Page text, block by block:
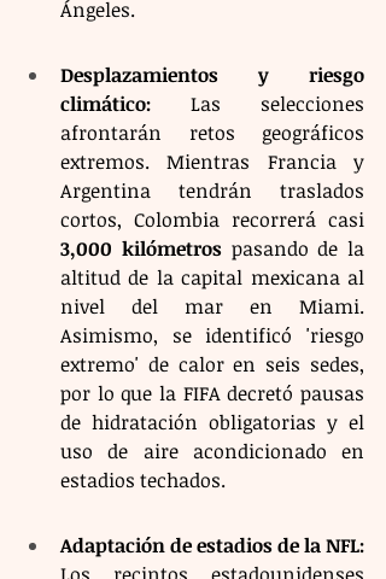
Ángeles.
Desplazamientos y riesgo
climático: Las selecciones
afrontarán retos geográficos
extremos. Mientras Francia y
Argentina tendrán traslados
3,000 kilómetros pasando de la
altitud de la capital mexicana al
nivel del mar en Miami.
Asimismo, se identificó 'riesgo
extremo' de calor en seis sedes,
por lo que la FIFA decretó pausas
de hidratación obligatorias y el
uso de aire acondicionado en
estadios techados.
Adaptación de estadios de la NFL: